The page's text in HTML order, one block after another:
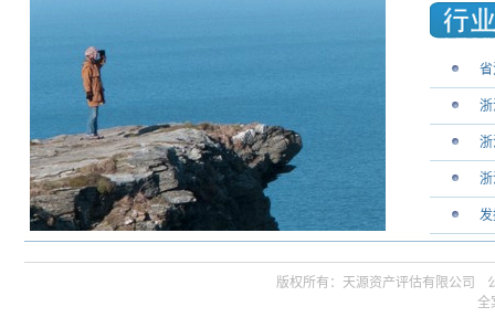
省
浙
发
版权所有：天源资产评估有限公司ㅤ
全